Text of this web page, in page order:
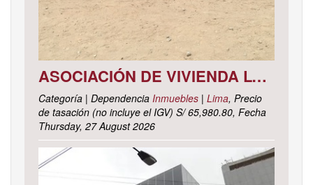
ASOCIACIÓN DE VIVIENDA LOS CACTUS MZ. C LOTE 9, DISTRITO DE PACHACAMAC, PROVINCIA Y DEPARTAMENTO DE LIMA
Categoría | Dependencia Inmuebles | Lima, Precio
de tasación (no incluye el IGV) S/ 65,980.80, Fecha
Thursday, 27 August 2026